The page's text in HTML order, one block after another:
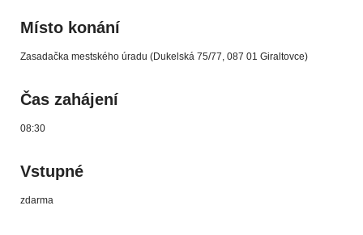
Místo konání
Zasadačka mestského úradu (Dukelská 75/77, 087 01 Giraltovce)
Čas zahájení
08:30
Vstupné
zdarma